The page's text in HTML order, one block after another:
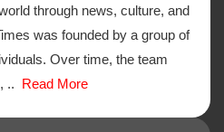
through news, culture, and
was founded by a group of
Over time, the team
.. Read More